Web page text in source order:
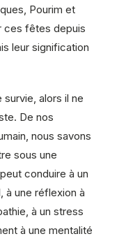
Pourim et
ces fêtes depuis
leur signification
survie, alors il ne
De nos
nous savons
sous une
conduire à un
à une réflexion à
à un stress
à une mentalité